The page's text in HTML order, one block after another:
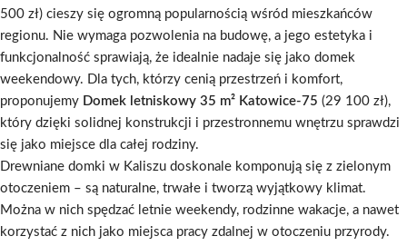
500 zł) cieszy się ogromną popularnością wśród mieszkańców
regionu. Nie wymaga pozwolenia na budowę, a jego estetyka i
funkcjonalność sprawiają, że idealnie nadaje się jako domek
weekendowy. Dla tych, którzy cenią przestrzeń i komfort,
proponujemy Domek letniskowy 35 m² Katowice-75 (29 100 zł),
który dzięki solidnej konstrukcji i przestronnemu wnętrzu sprawdzi
się jako miejsce dla całej rodziny.
Drewniane domki w Kaliszu doskonale komponują się z zielonym
otoczeniem – są naturalne, trwałe i tworzą wyjątkowy klimat.
Można w nich spędzać letnie weekendy, rodzinne wakacje, a nawet
korzystać z nich jako miejsca pracy zdalnej w otoczeniu przyrody.